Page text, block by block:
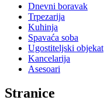
Dnevni boravak
Trpezarija
Kuhinja
Spavaća soba
Ugostiteljski objekat
Kancelarija
Asesoari
Stranice